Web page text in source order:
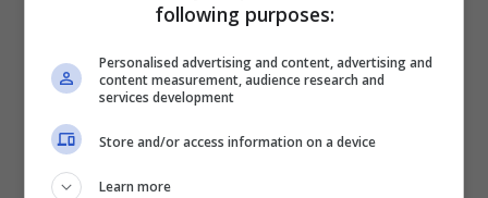
interruzioni del servizio.
Una volta terminati i lavori, il servizio idrico
miglioramento della rete a vantaggio dei
residenti e delle attività commerciali della
following purposes:
Personalised advertising and content, advertising and
content measurement, audience research and
services development
Store and/or access information on a device
Learn more